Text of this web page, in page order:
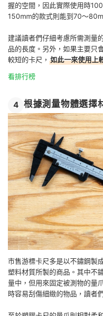
握的空間，因此實際使用時
150mm的款式則能到70～
建議讀者們仔細考慮所需測量
品的長度。另外，如果主要只
較短的卡尺， 如此一來使用上
看排行榜
4 根據測量物體選擇
市售游標卡尺多是以不鏽鋼製
塑料材質所製的商品。其中不
量中，但用來固定被測物的量
時容易刮傷細緻的物品，讀者